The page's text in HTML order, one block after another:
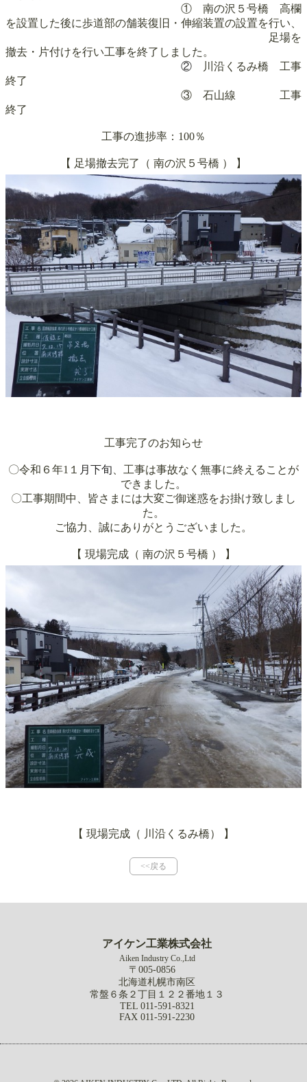
① 南の沢５号橋 高欄
を設置した後に歩道部の舗装復旧・伸縮装置の設置を行い、
足場を
撤去・片付けを行い工事を終了しました。
②
川沿くるみ橋 工事
終了
③ 石山線 工事
終了
工事の進捗率：100％
【 足場撤去完了（ 南の沢５号橋 ） 】
工事完了のお知らせ
〇令和６年1１ 月下旬 、工事は事故なく無事に終えることが
できました。
〇工事期間中、皆さまには大変ご御迷惑をお掛け致しまし
た。
ご協力、誠にありがとうございました。
【 現場完成（ 南の沢５号橋 ） 】
【 現場完成（ 川沿くるみ橋） 】
<<戻る
アイケン工業株式会社
Aiken Industry Co.,Ltd
〒005-0856
北海道札幌市南区
常盤６条２丁目１２２番地１３
TEL 011-591-8321
FAX 011-591-2230